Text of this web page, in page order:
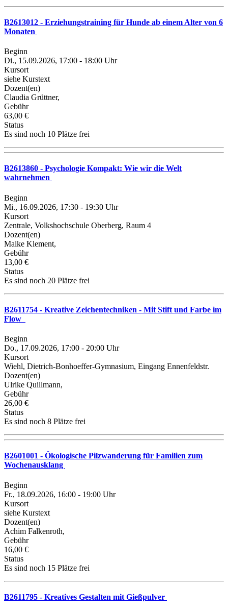
B2613012 - Erziehungstraining für Hunde ab einem Alter von 6
Monaten
Beginn
Di., 15.09.2026, 17:00 - 18:00 Uhr
Kursort
siehe Kurstext
Dozent(en)
Claudia Grüttner,
Gebühr
63,00 €
Status
Es sind noch 10 Plätze frei
B2613860 - Psychologie Kompakt: Wie wir die Welt
wahrnehmen
Beginn
Mi., 16.09.2026, 17:30 - 19:30 Uhr
Kursort
Zentrale, Volkshochschule Oberberg, Raum 4
Dozent(en)
Maike Klement,
Gebühr
13,00 €
Status
Es sind noch 20 Plätze frei
B2611754 - Kreative Zeichentechniken - Mit Stift und Farbe im
Flow
Beginn
Do., 17.09.2026, 17:00 - 20:00 Uhr
Kursort
Wiehl, Dietrich-Bonhoeffer-Gymnasium, Eingang Ennenfeldstr.
Dozent(en)
Ulrike Quillmann,
Gebühr
26,00 €
Status
Es sind noch 8 Plätze frei
B2601001 - Ökologische Pilzwanderung für Familien zum
Wochenausklang
Beginn
Fr., 18.09.2026, 16:00 - 19:00 Uhr
Kursort
siehe Kurstext
Dozent(en)
Achim Falkenroth,
Gebühr
16,00 €
Status
Es sind noch 15 Plätze frei
B2611795 - Kreatives Gestalten mit Gießpulver